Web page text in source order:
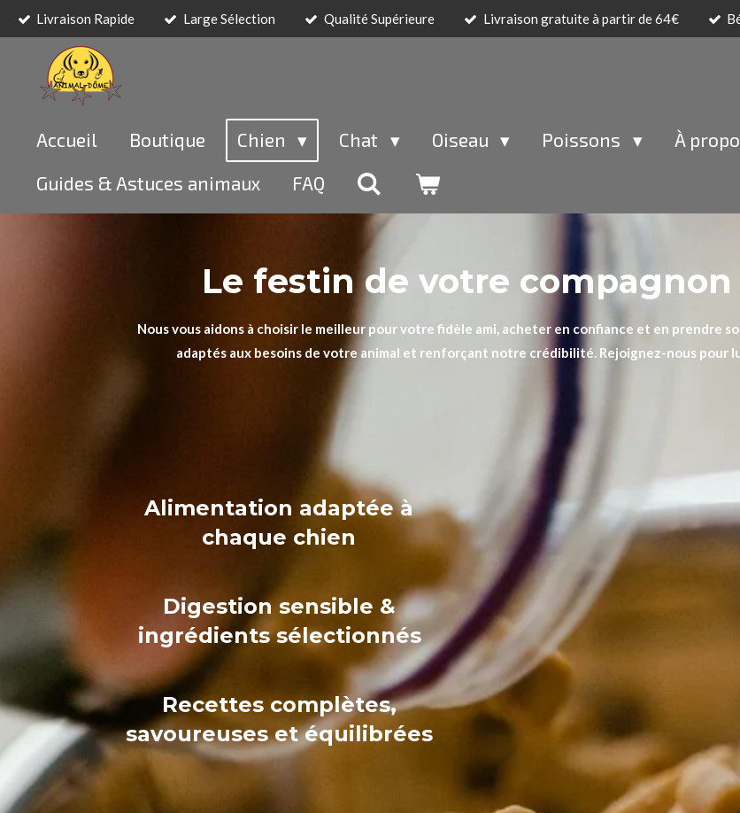
Passer
contenu
principal
Livraison Rapide Large Sélection Qualité Supérieure Livraison gratuite à partir de 64€
Accueil Boutique Chien Chat Oiseau Poissons À
Guides & Astuces animaux
FAQ
Le festin de votre
Nous vous aidons à choisir le meilleur pour votre fidèle ami, acheter en confiance et en prendre
adaptés aux besoins de votre animal et renforçant notre crédibilité. Rejoignez-nous
Alimentation adaptée à
chaque chien
Digestion sensible &
ingrédients sélectionnés
Recettes complètes,
savoureuses et équilibrées